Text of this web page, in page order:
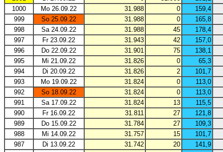
1000
Mo 26.09.22 31.988 0
159,4
999
So 25.09.22 31.988 0
165,8
998
Sa 24.09.22 31.988 45
178,4
997
Fr 23.09.22 31.943 42
157,0
996
Do 22.09.22 31.901 75
138,1
995
Mi 21.09.22 31.826 0
65,3
994
Di 20.09.22 31.826 2
101,7
993
Mo 19.09.22 31.824 0
113,0
992
So 18.09.22 31.824 0
113,0
991
Sa 17.09.22 31.824 13
115,5
990
Fr 16.09.22 31.811 27
121,8
989
Do 15.09.22 31.784 27
109,3
988
Mi 14.09.22 31.757 15
101,7
987
Di 13.09.22 31.742 20
141,9